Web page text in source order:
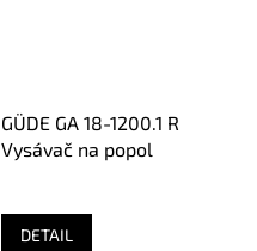
GÜDE GA 18-1200.1 R
Vysávač na popol
DETAIL